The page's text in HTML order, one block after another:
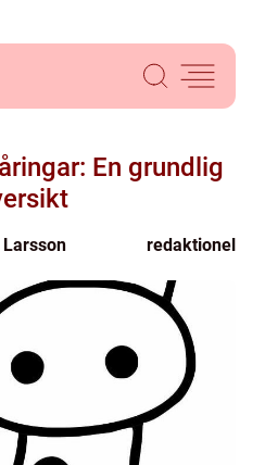
En grundlig
redaktionel